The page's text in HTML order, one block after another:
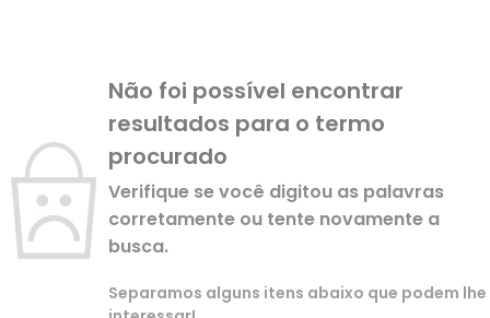
Não foi possível encontrar
resultados para o termo
procurado
Verifique se você digitou as palavras
corretamente ou tente novamente a
busca.
Separamos alguns itens abaixo que podem lhe